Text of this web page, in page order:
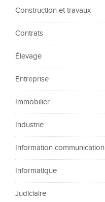
Construction et travaux
Contrats
Élevage
Entreprise
Immobilier
Industrie
Information communication
Informatique
Judiciaire